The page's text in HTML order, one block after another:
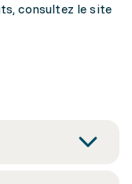
consultez le site